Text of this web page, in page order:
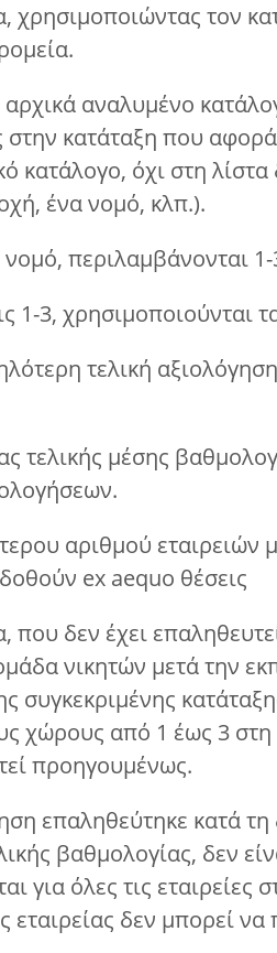
χρησιμοποιώντας τον
αναλυμένο
κατάταξη που
κατάλογο, όχι στη
ένα νομό, κλπ.).
περιλαμβάνονται 1-
1-3, χρησιμοποιούνται
τελική
τελικής μέσης
αριθμού εταιρειών
ex aequo θέσεις
που δεν έχει
νικητών μετά την
συγκεκριμένης
χώρους από 1 έως 3
προηγουμένως.
επαληθεύτηκε κατά
βαθμολογίας, δεν
για όλες τις
εταιρείας δεν μπορεί